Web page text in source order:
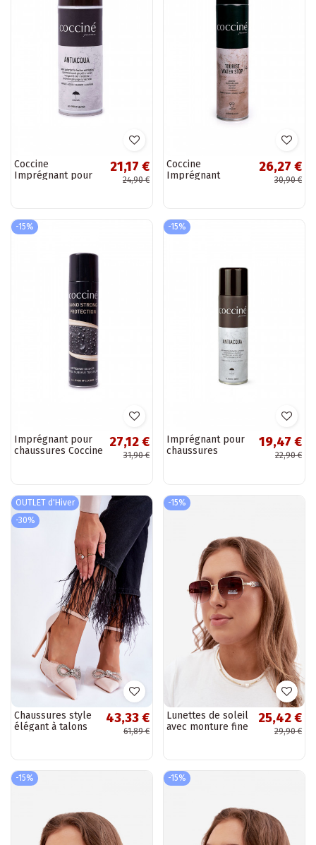
Coccine
Imprégnant pour
21,17 €
24,90 €
Coccine
Imprégnant
26,27 €
30,90 €
-15%
Imprégnant pour
chaussures Coccine
27,12 €
31,90 €
-15%
Imprégnant pour
chaussures
19,47 €
22,90 €
OUTLET d'Hiver
-30%
Chaussures style
élégant à talons
43,33 €
61,89 €
-15%
Lunettes de soleil
avec monture fine
25,42 €
29,90 €
-15% -15%